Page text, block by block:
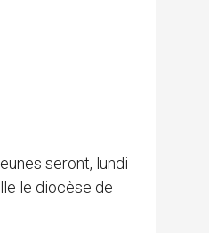
seront, lundi
le diocèse de